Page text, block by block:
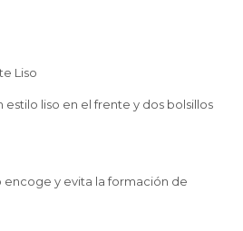
Liso
estilo liso en el frente y dos bolsillos
encoge y evita la formación de